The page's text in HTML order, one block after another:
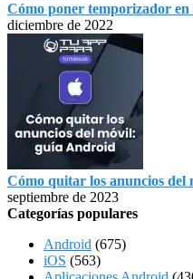
Cómo poner temporizador
diciembre de 2022
Cómo quitar los anuncios
septiembre de 2023
Categorías populares
Android (675)
iOS (563)